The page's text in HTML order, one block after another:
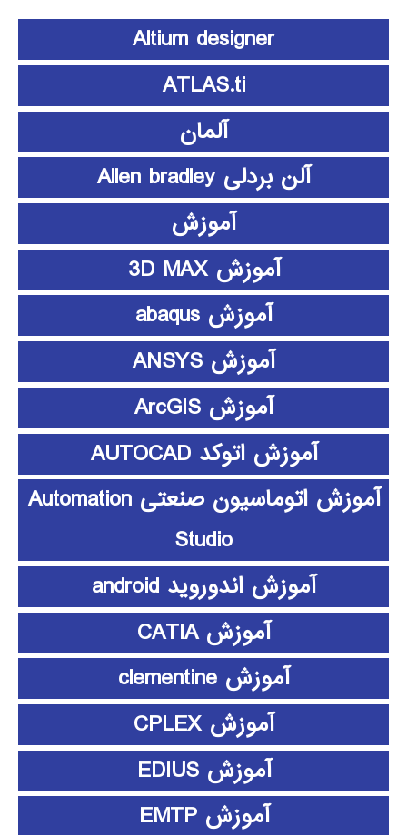
Altium designer
ATLAS.ti
آلمان
آلن بردلی Allen bradley
آموزش
آموزش 3D MAX
آموزش abaqus
آموزش ANSYS
آموزش ArcGIS
آموزش اتوکد AUTOCAD
آموزش اتوماسیون صنعتی Automation
Studio
آموزش اندوروید android
آموزش CATIA
آموزش clementine
آموزش CPLEX
آموزش EDIUS
آموزش EMTP